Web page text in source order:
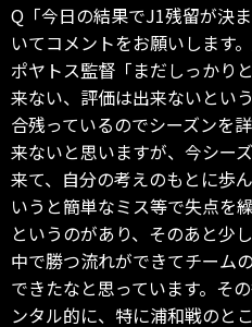
Q「今日の結果でJ1残留が決
いてコメントをお願いします。
ポヤトス監督「まだしっかり
来ない、評価は出来ないとい
合残っているのでシーズンを
来ないと思いますが、今シー
来て、自分の考えのもとに歩
いうと簡単なミス等で失点を
というのがあり、そのあと少
中で勝つ流れができてチーム
できたなと思っています。そ
ンタル的に、特に浦和戦のと